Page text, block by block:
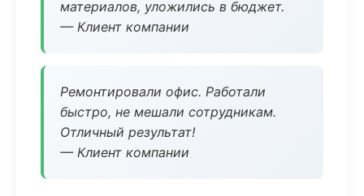
материалов, уложились в бюджет.
— Клиент компании
Ремонтировали офис. Работали
быстро, не мешали сотрудникам.
Отличный результат!
— Клиент компании